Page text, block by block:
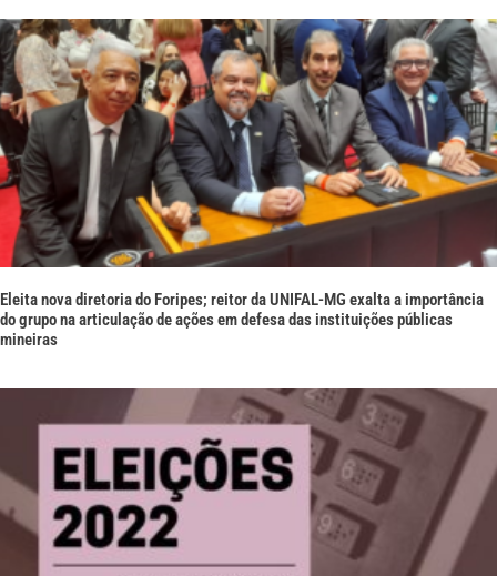
Eleita nova diretoria do Foripes; reitor da UNIFAL-MG exalta a importância
do grupo na articulação de ações em defesa das instituições públicas
mineiras